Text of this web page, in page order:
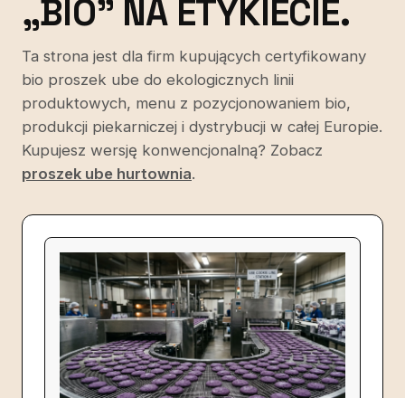
„BIO" NA ETYKIECIE.
Ta strona jest dla firm kupujących certyfikowany
bio proszek ube do ekologicznych linii
produktowych, menu z pozycjonowaniem bio,
produkcji piekarniczej i dystrybucji w całej Europie.
Kupujesz wersję konwencjonalną? Zobacz
proszek ube hurtownia.